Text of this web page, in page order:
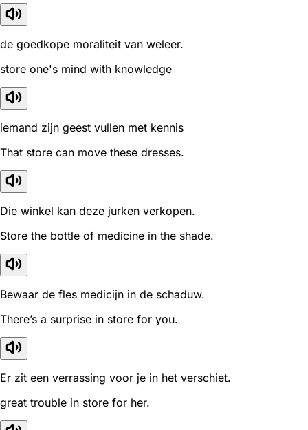
de goedkope moraliteit van weleer.
store one's mind with knowledge
iemand zijn geest vullen met kennis
That store can move these dresses.
Die winkel kan deze jurken verkopen.
Store the bottle of medicine in the shade.
Bewaar de fles medicijn in de schaduw.
There’s a surprise in store for you.
Er zit een verrassing voor je in het verschiet.
great trouble in store for her.